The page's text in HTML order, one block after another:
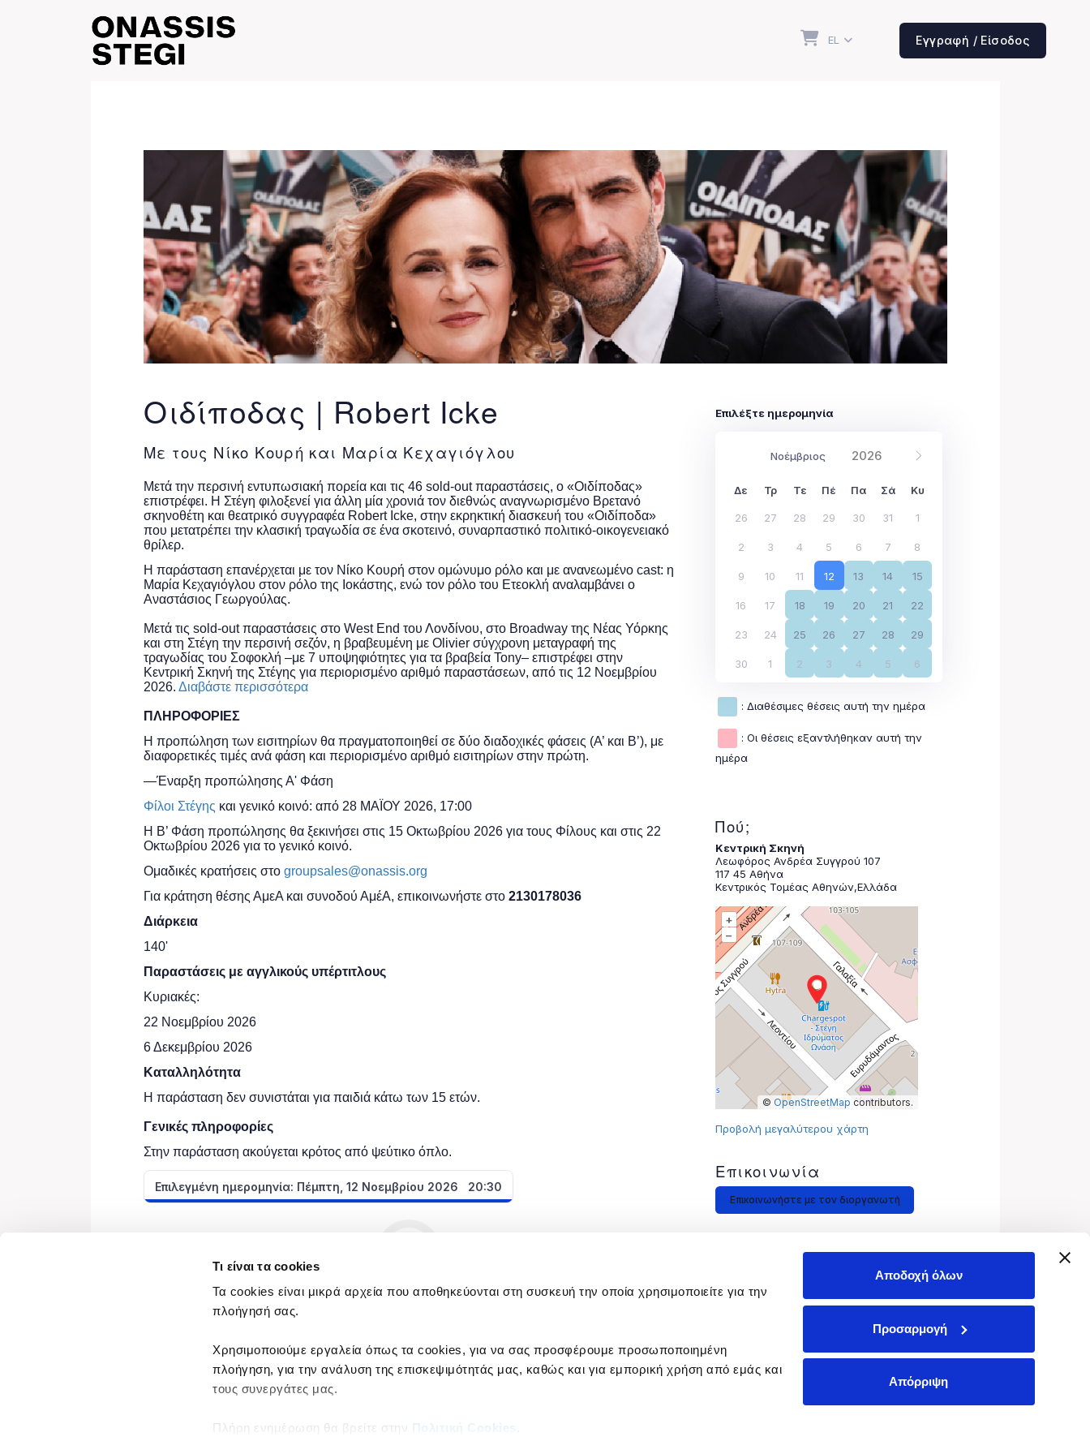
Τι είναι τα cookies
Τα cookies είναι μικρά αρχεία που αποθηκεύονται στη συσκευή την οποία χρησιμοποιείτε για την
πλοήγησή σας.
Χρησιμοποιούμε εργαλεία όπως τα cookies, για να σας προσφέρουμε προσωποποιημένη
πλοήγηση, για την ανάλυση της επισκεψιμότητάς μας, καθώς και για εμπορική χρήση από εμάς και
τους συνεργάτες μας.
Πλήρη ενημέρωση θα βρείτε στην Πολιτική Cookies
Αποδοχή όλων
Προσαρμογή
Απόρριψη
EL Εγγραφή / Είσοδος
Email:
infotickets@onassis.org
Δήλωση Απορρήτου